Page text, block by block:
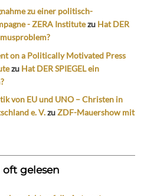
zu einer politisch-
- ZERA Institutezu Hat DER
on a Politically Motivated Press
zu Hat DER SPIEGEL ein
von EU und UNO – Christen in
e. V.zuZDF-Mauershow mit
gelesen